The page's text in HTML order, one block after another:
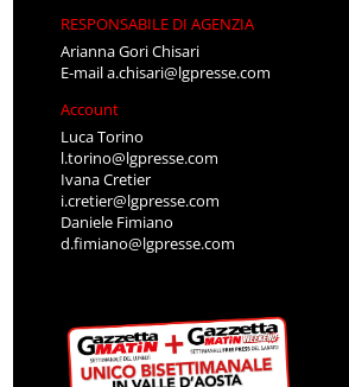
RESPONSABILE DI AGENZIA
Arianna Gori Chisari
E-maila.chisari@lgpresse.com
Account
Luca Torino
l.torino@lgpresse.com
Ivana Cretier
i.cretier@lgpresse.com
Daniele Fimiano
d.fimiano@lgpresse.com